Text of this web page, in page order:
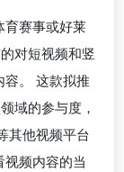
育赛事或好莱
对短视频和竖
容。 这款拟推
域的参与度，
其他视频平台
频内容的当